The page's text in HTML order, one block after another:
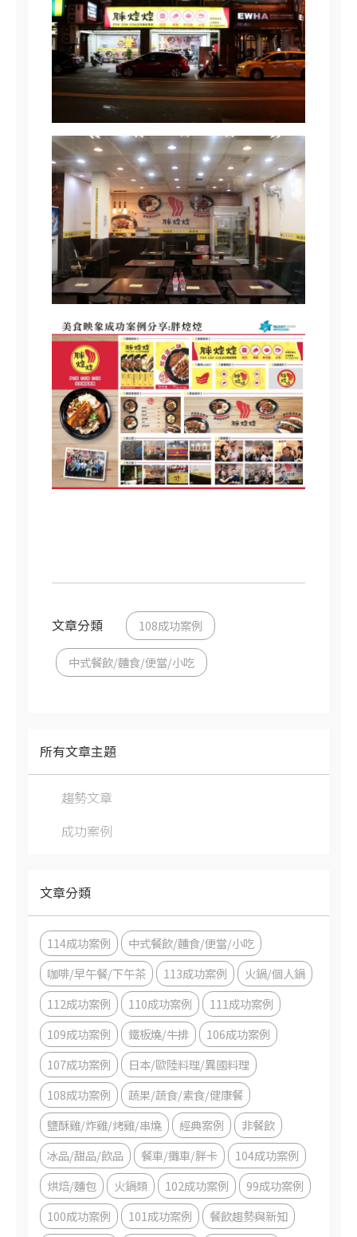
文章分類 108成功案例
中式餐飲/麵食/便當/小吃
所有文章主題
趨勢文章
成功案例
文章分類
114成功案例
中式餐飲/麵食/便當/小吃
咖啡/早午餐/下午茶
113成功案例
火鍋/個人鍋
112成功案例
110成功案例
111成功案例
109成功案例
鐵板燒/牛排
106成功案例
107成功案例
日本/歐陸料理/異國料理
108成功案例
蔬果/蔬食/素食/健康餐
鹽酥雞/炸雞/烤雞/串燒
經典案例
非餐飲
冰品/甜品/飲品
餐車/攤車/胖卡
104成功案例
烘焙/麵包
火鍋類 102成功案例
99成功案例
100成功案例
101成功案例
餐飲趨勢與新知